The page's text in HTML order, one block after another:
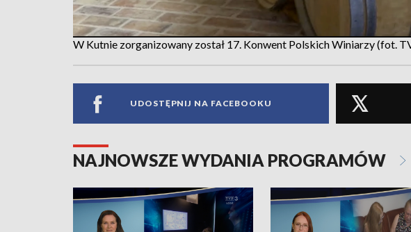
W Kutnie zorganizowany został 17. Konwent Polskich Winiarzy (fot.
UDOSTĘPNIJ NA FACEBOOKU
NAJNOWSZE WYDANIA PROGRAMÓW